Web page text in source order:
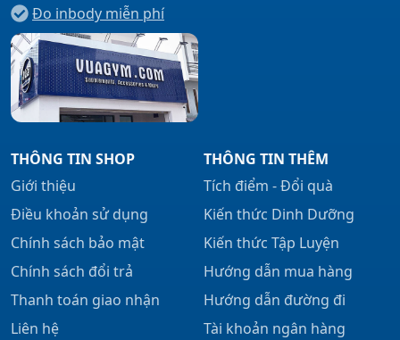
Đo inbody miễn phí
THÔNG TIN SHOP
Giới thiệu
Điều khoản sử dụng
Chính sách bảo mật
Chính sách đổi trả
Thanh toán giao nhận
Liên hệ
THÔNG TIN THÊM
Tích điểm - Đổi quà
Kiến thức Dinh Dưỡng
Kiến thức Tập Luyện
Hướng dẫn mua hàng
Hướng dẫn đường đi
Tài khoản ngân hàng